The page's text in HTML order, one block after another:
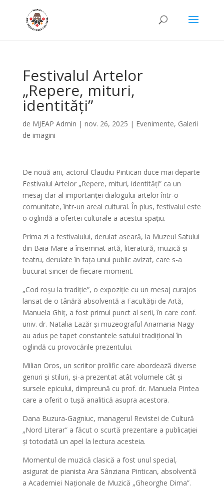
Festivalul Artelor
„Repere, mituri,
identități”
de MJEAP Admin | nov. 26, 2025 | Evenimente, Galerii
de imagini
De nouă ani, actorul Claudiu Pintican duce mai departe
Festivalul Artelor „Repere, mituri, identități” ca un
mesaj clar al importanței dialogului artelor într-o
comunitate, într-un areal cultural. În plus, festivalul este
o oglindă a ofertei culturale a acestui spațiu.
Prima zi a festivalului, derulat aseară, la Muzeul Satului
din Baia Mare a însemnat artă, literatură, muzică și
teatru, derulate în fața unui public avizat, care s-a
bucurat sincer de fiecare moment.
„Cod roșu la tradiție”, o expoziție cu un mesaj curajos
lansat de o tânără absolventă a Facultății de Artă,
Manuela Ghiț, a fost primul punct al serii, în care conf.
univ. dr. Natalia Lazăr și muzeograful Anamaria Nagy
au adus pe tapet constantele satului tradițional în
oglindă cu provocările prezentului.
Milian Oros, un scriitor prolific care abordează diverse
genuri și stiluri, și-a prezentat atât volumele cât și
sursele epicului, dimpreună cu prof. dr. Manuela Pintea
care a oferit o tușă analitică asupra acestora.
Dana Buzura-Gagniuc, managerul Revistei de Cultură
„Nord Literar” a făcut o scurtă prezentare a publicației
și totodată un apel la lectura acesteia.
Momentul de muzică clasică a fost unul special,
asigurat de pianista Ara Sânziana Pintican, absolventă
a Academiei Naționale de Muzică „Gheorghe Dima”.